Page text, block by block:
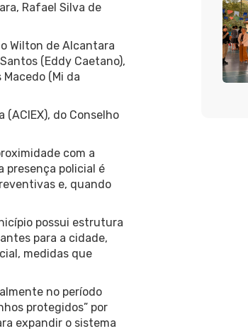
Rafael Silva de
Wilton de Alcantara
(Eddy Caetano),
(Mi da
do Conselho
com a
presença policial é
e, quando
possui estrutura
para a cidade,
medidas que
no período
protegidos” por
expandir o sistema